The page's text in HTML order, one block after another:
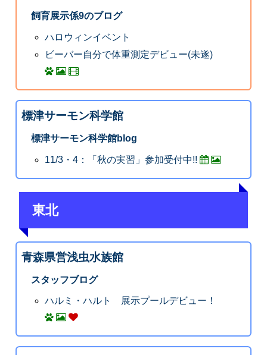
飼育展示係9のブログ
ハロウィンイベント
ビーバー自分で体重測定デビュー(未遂)
標津サーモン科学館
標津サーモン科学館blog
11/3・4：「秋の実習」参加受付中!!
東北
青森県営浅虫水族館
スタッフブログ
ハルミ・ハルト 展示プールデビュー！